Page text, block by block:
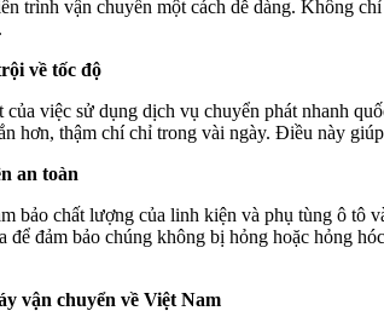
trình vận chuyển một cách dễ dàng. Không
về tốc độ
việc sử dụng dịch vụ chuyển phát nhanh
hơn, thậm chí chỉ trong vài ngày. Điều này
an toàn
bảo chất lượng của linh kiện và phụ tùng ô
để đảm bảo chúng không bị hỏng hoặc hỏng
vận chuyển về Việt Nam